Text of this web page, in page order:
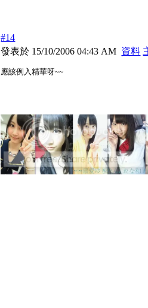
#14
發表於 15/10/2006 04:43 AM 資料
應該例入精華呀~~